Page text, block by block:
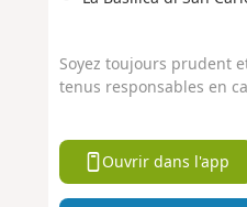
Soyez toujours prudent
tenus responsables en
Ouvrir dans l'app